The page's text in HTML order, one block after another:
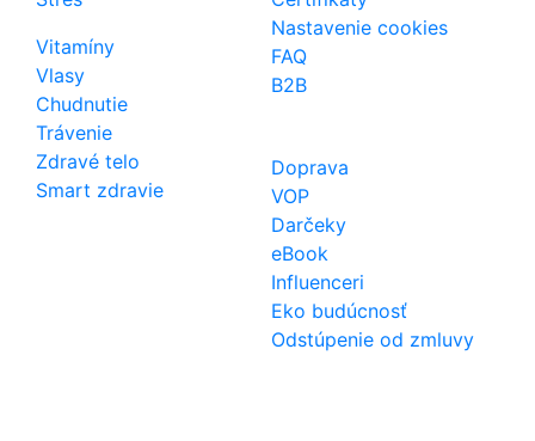
Vitamíny
Vlasy
Chudnutie
Trávenie
Zdravé telo
Smart zdravie
Nastavenie cookies
FAQ
B2B
Doprava
VOP
Darčeky
eBook
Influenceri
Eko budúcnosť
Odstúpenie od zmluvy